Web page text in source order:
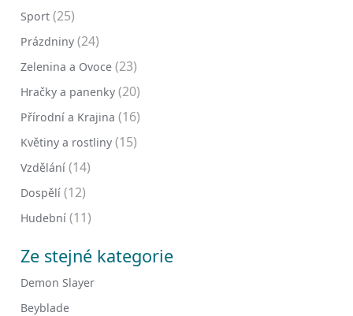
Sport (25)
Prázdniny (24)
Zelenina a Ovoce (23)
Hračky a panenky (20)
Přírodní a Krajina (16)
Květiny a rostliny (15)
Vzdělání (14)
Dospělí (12)
Hudební (11)
Ze stejné kategorie
Demon Slayer
Beyblade